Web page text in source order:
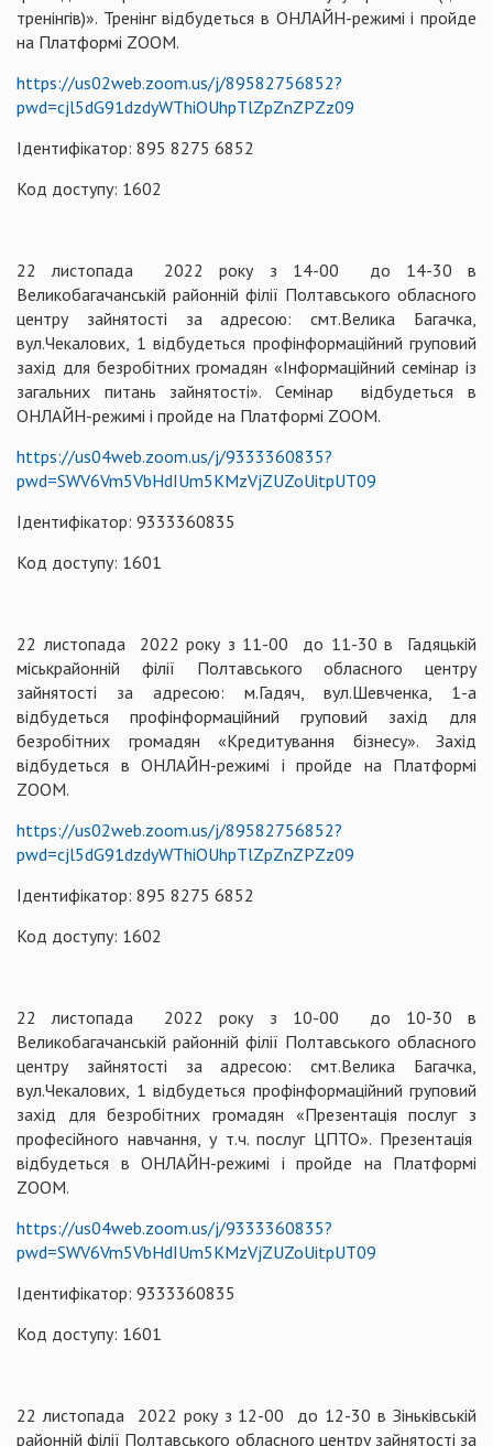
тренінгів)». Тренінг відбудеться в ОНЛАЙН-режимі і пройде
на Платформі ZOOM.
https://us02web.zoom.us/j/89582756852?
pwd=cjl5dG91dzdyWThiOUhpTlZpZnZPZz09
Ідентифікатор: 895 8275 6852
Код доступу: 1602
22 листопада 2022 року з 14-00 до 14-30 в
Великобагачанській районній філії Полтавського обласного
центру зайнятості за адресою: смт.Велика Багачка,
вул.Чекалових, 1 відбудеться профінформаційний груповий
захід для безробітних громадян «Інформаційний семінар із
загальних питань зайнятості». Семінар відбудеться в
ОНЛАЙН-режимі і пройде на Платформі ZOOM.
https://us04web.zoom.us/j/9333360835?
pwd=SWV6Vm5VbHdIUm5KMzVjZUZoUitpUT09
Ідентифікатор: 9333360835
Код доступу: 1601
22 листопада 2022 року з 11-00 до 11-30 в Гадяцькій
міськрайонній філії Полтавського обласного центру
зайнятості за адресою: м.Гадяч, вул.Шевченка, 1-а
відбудеться профінформаційний груповий захід для
безробітних громадян «Кредитування бізнесу». Захід
відбудеться в ОНЛАЙН-режимі і пройде на Платформі
ZOOM.
https://us02web.zoom.us/j/89582756852?
pwd=cjl5dG91dzdyWThiOUhpTlZpZnZPZz09
Ідентифікатор: 895 8275 6852
Код доступу: 1602
22 листопада 2022 року з 10-00 до 10-30 в
Великобагачанській районній філії Полтавського обласного
центру зайнятості за адресою: смт.Велика Багачка,
вул.Чекалових, 1 відбудеться профінформаційний груповий
захід для безробітних громадян «Презентація послуг з
професійного навчання, у т.ч. послуг ЦПТО». Презентація
відбудеться в ОНЛАЙН-режимі і пройде на Платформі
ZOOM.
https://us04web.zoom.us/j/9333360835?
pwd=SWV6Vm5VbHdIUm5KMzVjZUZoUitpUT09
Ідентифікатор: 9333360835
Код доступу: 1601
22 листопада 2022 року з 12-00 до 12-30 в Зіньківській
районній філії Полтавського обласного центру зайнятості за